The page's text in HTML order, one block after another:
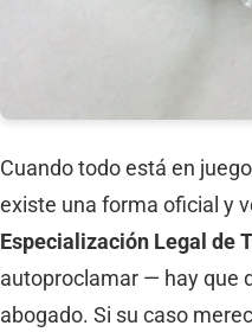
Cuando todo está en
existe una forma oficial y
Especialización Legal de
autoproclamar — hay que
abogado. Si su caso